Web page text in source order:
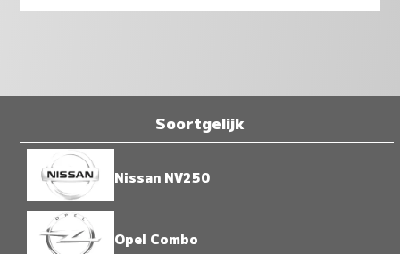
Soortgelijk
Nissan NV250
Opel Combo